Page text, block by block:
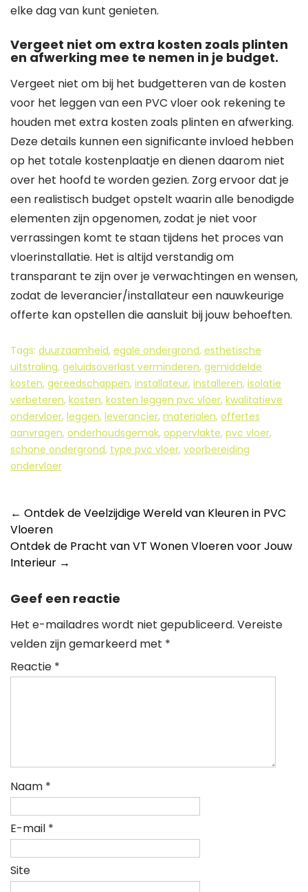
elke dag van kunt genieten.
Vergeet niet om extra kosten zoals plinten
en afwerking mee te nemen in je budget.
Vergeet niet om bij het budgetteren van de kosten
voor het leggen van een PVC vloer ook rekening te
houden met extra kosten zoals plinten en afwerking.
Deze details kunnen een significante invloed hebben
op het totale kostenplaatje en dienen daarom niet
over het hoofd te worden gezien. Zorg ervoor dat je
een realistisch budget opstelt waarin alle benodigde
elementen zijn opgenomen, zodat je niet voor
verrassingen komt te staan tijdens het proces van
vloerinstallatie. Het is altijd verstandig om
transparant te zijn over je verwachtingen en wensen,
zodat de leverancier/installateur een nauwkeurige
offerte kan opstellen die aansluit bij jouw behoeften.
Tags: duurzaamheid, egale ondergrond, esthetische
uitstraling, geluidsoverlast verminderen, gemiddelde
kosten, gereedschappen, installateur, installeren, isolatie
verbeteren, kosten, kosten leggen pvc vloer, kwalitatieve
ondervloer, leggen, leverancier, materialen, offertes
aanvragen, onderhoudsgemak, oppervlakte, pvc vloer,
schone ondergrond, type pvc vloer, voorbereiding
ondervloer
Berichtnavigatie
← Ontdek de Veelzijdige Wereld van Kleuren in PVC
Vloeren
Ontdek de Pracht van VT Wonen Vloeren voor Jouw
Interieur →
Geef een reactie
Het e-mailadres wordt niet gepubliceerd. Vereiste
velden zijn gemarkeerd met *
Reactie *
Naam *
E-mail *
Site